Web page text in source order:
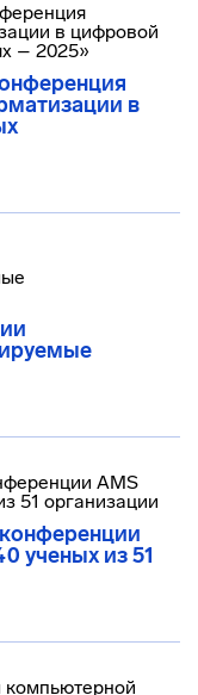
в
ученых из 51